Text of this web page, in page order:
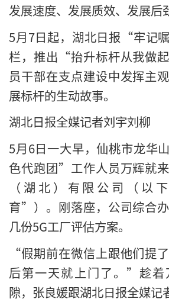
发展速度、发展质效、发展后
5月7日起，湖北日报“牢记
栏，推出“抬升标杆从我做
员干部在支点建设中发挥主
展标杆的生动故事。
湖北日报全媒记者刘宇刘柳
5月6日一大早，仙桃市龙华
色代跑团”工作人员万辉就
（湖北）有限公司（以
育”）。刚落座，公司综合
几份5G工厂评估方案。
“假期前在微信上跟他们提
后第一天就上门了。”趁着
隙，张良媛跟湖北日报全媒记